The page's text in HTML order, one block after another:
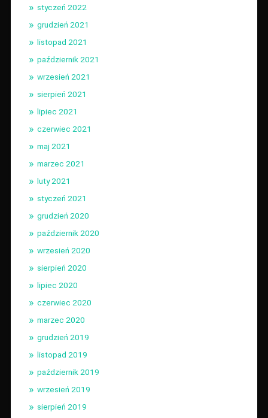
styczeń 2022
grudzień 2021
listopad 2021
październik 2021
wrzesień 2021
sierpień 2021
lipiec 2021
czerwiec 2021
maj 2021
marzec 2021
luty 2021
styczeń 2021
grudzień 2020
październik 2020
wrzesień 2020
sierpień 2020
lipiec 2020
czerwiec 2020
marzec 2020
grudzień 2019
listopad 2019
październik 2019
wrzesień 2019
sierpień 2019